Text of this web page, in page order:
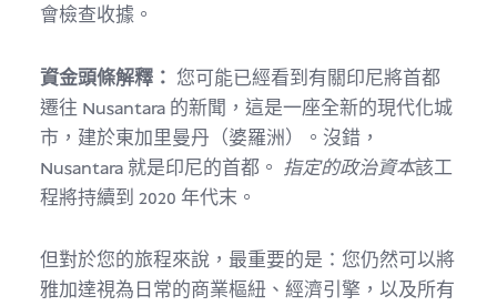
會檢查收據。
資金頭條解釋： 您可能已經看到有關印尼將首都
遷往 Nusantara 的新聞，這是一座全新的現代化城
市，建於東加里曼丹（婆羅洲）。沒錯，
Nusantara 就是印尼的首都。 指定的政治資本該工
程將持續到 2020 年代末。
但對於您的旅程來說，最重要的是：您仍然可以將
雅加達視為日常的商業樞紐、經濟引擎，以及所有